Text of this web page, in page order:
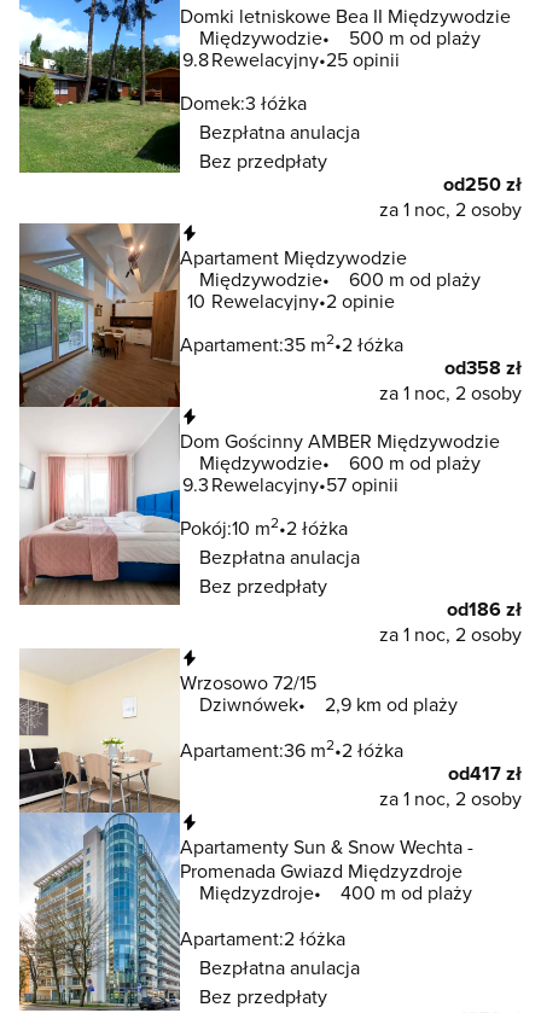
Domki letniskowe Bea II Międzywodzie
Międzywodzie
500 m od plaży
9.8Rewelacyjny 25 opinii
Domek:3 łóżka
Bezpłatna anulacja
Bez przedpłaty
od250 zł
za 1 noc, 2 osoby
Apartament Międzywodzie
Międzywodzie
600 m od plaży
10 Rewelacyjny 2 opinie
Apartament:35 m2 2 łóżka
od358 zł
za 1 noc, 2 osoby
Dom Gościnny AMBER Międzywodzie
Międzywodzie
600 m od plaży
9.3Rewelacyjny 57 opinii
Pokój:10 m2 2 łóżka
Bezpłatna anulacja
Bez przedpłaty
od186 zł
za 1 noc, 2 osoby
Wrzosowo 72/15
Dziwnówek
2,9 km od plaży
Apartament:36 m2 2 łóżka
od417 zł
za 1 noc, 2 osoby
Apartamenty Sun & Snow Wechta -
Promenada Gwiazd Międzyzdroje
Międzyzdroje
400 m od plaży
Apartament:2 łóżka
Bezpłatna anulacja
Bez przedpłaty